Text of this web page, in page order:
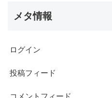
メタ情報
ログイン
投稿フィード
コメントフィード